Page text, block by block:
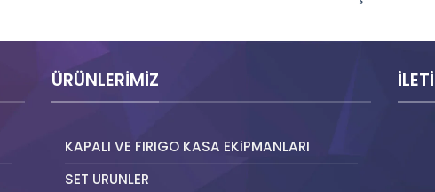
ÜRÜNLERIMIZ
KAPALI VE FIRIGO KASA EKiPMANLARI
SET URUNLER